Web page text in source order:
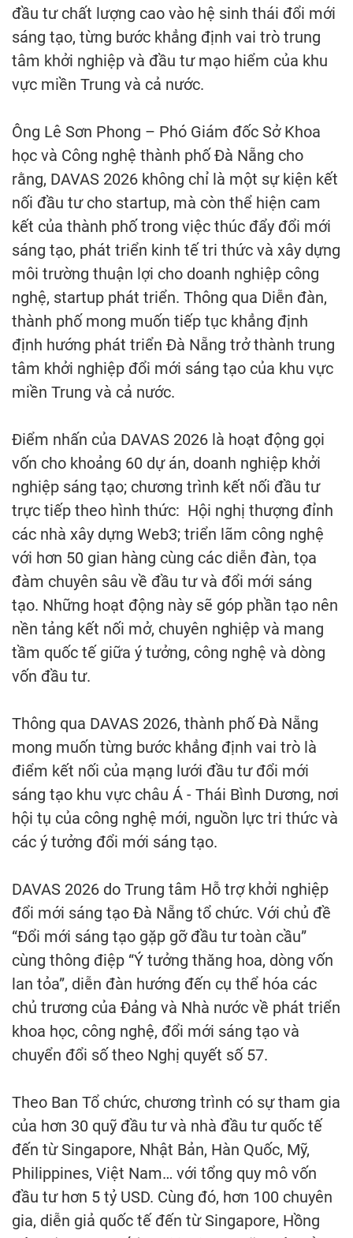
đầu tư chất lượng cao vào hệ sinh thái đổi mới
sáng tạo, từng bước khẳng định vai trò trung
tâm khởi nghiệp và đầu tư mạo hiểm của khu
vực miền Trung và cả nước.
Ông Lê Sơn Phong – Phó Giám đốc Sở Khoa
học và Công nghệ thành phố Đà Nẵng cho
rằng, DAVAS 2026 không chỉ là một sự kiện kết
nối đầu tư cho startup, mà còn thể hiện cam
kết của thành phố trong việc thúc đẩy đổi mới
sáng tạo, phát triển kinh tế tri thức và xây dựng
môi trường thuận lợi cho doanh nghiệp công
nghệ, startup phát triển. Thông qua Diễn đàn,
thành phố mong muốn tiếp tục khẳng định
định hướng phát triển Đà Nẵng trở thành trung
tâm khởi nghiệp đổi mới sáng tạo của khu vực
miền Trung và cả nước.
Điểm nhấn của DAVAS 2026 là hoạt động gọi
vốn cho khoảng 60 dự án, doanh nghiệp khởi
nghiệp sáng tạo; chương trình kết nối đầu tư
trực tiếp theo hình thức: Hội nghị thượng đỉnh
các nhà xây dựng Web3; triển lãm công nghệ
với hơn 50 gian hàng cùng các diễn đàn, tọa
đàm chuyên sâu về đầu tư và đổi mới sáng
tạo. Những hoạt động này sẽ góp phần tạo nên
nền tảng kết nối mở, chuyên nghiệp và mang
tầm quốc tế giữa ý tưởng, công nghệ và dòng
vốn đầu tư.
Thông qua DAVAS 2026, thành phố Đà Nẵng
mong muốn từng bước khẳng định vai trò là
điểm kết nối của mạng lưới đầu tư đổi mới
sáng tạo khu vực châu Á - Thái Bình Dương, nơi
hội tụ của công nghệ mới, nguồn lực tri thức và
các ý tưởng đổi mới sáng tạo.
DAVAS 2026 do Trung tâm Hỗ trợ khởi nghiệp
đổi mới sáng tạo Đà Nẵng tổ chức. Với chủ đề
“Đổi mới sáng tạo gặp gỡ đầu tư toàn cầu”
cùng thông điệp “Ý tưởng thăng hoa, dòng vốn
lan tỏa”, diễn đàn hướng đến cụ thể hóa các
chủ trương của Đảng và Nhà nước về phát triển
khoa học, công nghệ, đổi mới sáng tạo và
chuyển đổi số theo Nghị quyết số 57.
Theo Ban Tổ chức, chương trình có sự tham gia
của hơn 30 quỹ đầu tư và nhà đầu tư quốc tế
đến từ Singapore, Nhật Bản, Hàn Quốc, Mỹ,
Philippines, Việt Nam… với tổng quy mô vốn
đầu tư hơn 5 tỷ USD. Cùng đó, hơn 100 chuyên
gia, diễn giả quốc tế đến từ Singapore, Hồng